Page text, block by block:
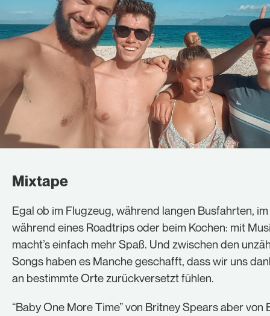
Mixtape
Egal ob im Flugzeug, während langen Busfahrten,
während eines Roadtrips oder beim Kochen: mit
macht’s einfach mehr Spaß. Und zwischen den
Songs haben es Manche geschafft, dass wir uns
an bestimmte Orte zurückversetzt fühlen.
“Baby One More Time” von Britney Spears aber von